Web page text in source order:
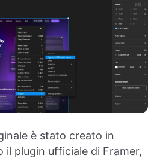
è stato creato in
il plugin ufficiale di Framer,